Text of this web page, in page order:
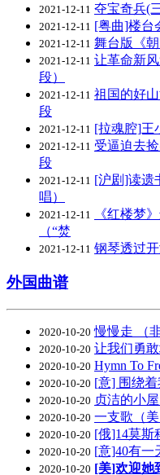
2021-12-11 夺宝奇兵(
2021-12-11 [粤曲]楼台
2021-12-11 舞台版《
2021-12-11 让革命新
段）
2021-12-11 祖国的好
段
2021-12-11 [拉魂腔]王
2021-12-11 受逼迫去
段
2021-12-11 [沪剧]读遗
唱）
2021-12-11
《红楼梦
（“焚
2021-12-11 钢琴透过
外国曲谱
2020-10-20 慢慢走 （
2020-10-20 让我们勇
2020-10-20 Hymn To
2020-10-20 [意] 围绕着
2020-10-20 贞洁的小
2020-10-20 一支歌（美
2020-10-20 [俄]14莫斯
2020-10-20 [意]40有一
2020-10-20 [美]欢迎她